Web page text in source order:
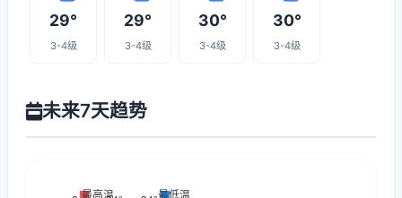
29°
3-4级
29°
3-4级
30°
3-4级
30°
3-4级
未来7天趋势